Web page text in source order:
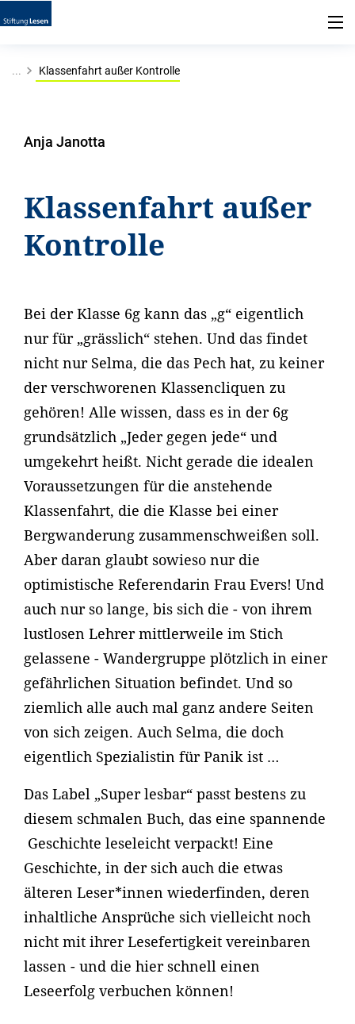
... Klassenfahrt außer Kontrolle
Anja Janotta
Klassenfahrt außer
Kontrolle
Bei der Klasse 6g kann das „g“ eigentlich
nur für „grässlich“ stehen. Und das findet
nicht nur Selma, die das Pech hat, zu keiner
der verschworenen Klassencliquen zu
gehören! Alle wissen, dass es in der 6g
grundsätzlich „Jeder gegen jede“ und
umgekehrt heißt. Nicht gerade die idealen
Voraussetzungen für die anstehende
Klassenfahrt, die die Klasse bei einer
Bergwanderung zusammenschweißen soll.
Aber daran glaubt sowieso nur die
optimistische Referendarin Frau Evers! Und
auch nur so lange, bis sich die - von ihrem
lustlosen Lehrer mittlerweile im Stich
gelassene - Wandergruppe plötzlich in einer
gefährlichen Situation befindet. Und so
ziemlich alle auch mal ganz andere Seiten
von sich zeigen. Auch Selma, die doch
eigentlich Spezialistin für Panik ist …
Das Label „Super lesbar“ passt bestens zu
diesem schmalen Buch, das eine spannende
Geschichte leseleicht verpackt! Eine
Geschichte, in der sich auch die etwas
älteren Leser*innen wiederfinden, deren
inhaltliche Ansprüche sich vielleicht noch
nicht mit ihrer Lesefertigkeit vereinbaren
lassen - und die hier schnell einen
Leseerfolg verbuchen können!